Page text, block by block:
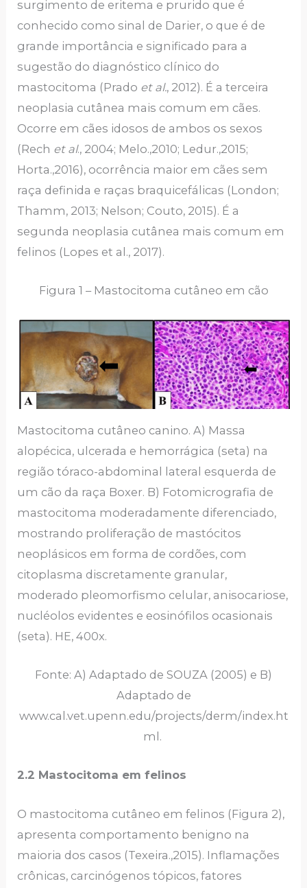
surgimento de eritema e prurido que é
conhecido como sinal de Darier, o que é de
grande importância e significado para a
sugestão do diagnóstico clínico do
mastocitoma (Prado et al., 2012). É a terceira
neoplasia cutânea mais comum em cães.
Ocorre em cães idosos de ambos os sexos
(Rech et al., 2004; Melo.,2010; Ledur.,2015;
Horta.,2016), ocorrência maior em cães sem
raça definida e raças braquicefálicas (London;
Thamm, 2013; Nelson; Couto, 2015). É a
segunda neoplasia cutânea mais comum em
felinos (Lopes et al., 2017).
Figura 1 – Mastocitoma cutâneo em cão
Mastocitoma cutâneo canino. A) Massa
alopécica, ulcerada e hemorrágica (seta) na
região tóraco-abdominal lateral esquerda de
um cão da raça Boxer. B) Fotomicrografia de
mastocitoma moderadamente diferenciado,
mostrando proliferação de mastócitos
neoplásicos em forma de cordões, com
citoplasma discretamente granular,
moderado pleomorfismo celular, anisocariose,
nucléolos evidentes e eosinófilos ocasionais
(seta). HE, 400x.
Fonte: A) Adaptado de SOUZA (2005) e B)
Adaptado de
www.cal.vet.upenn.edu/projects/derm/index.ht
ml.
2.2 Mastocitoma em felinos
O mastocitoma cutâneo em felinos (Figura 2),
apresenta comportamento benigno na
maioria dos casos (Texeira.,2015). Inflamações
crônicas, carcinógenos tópicos, fatores